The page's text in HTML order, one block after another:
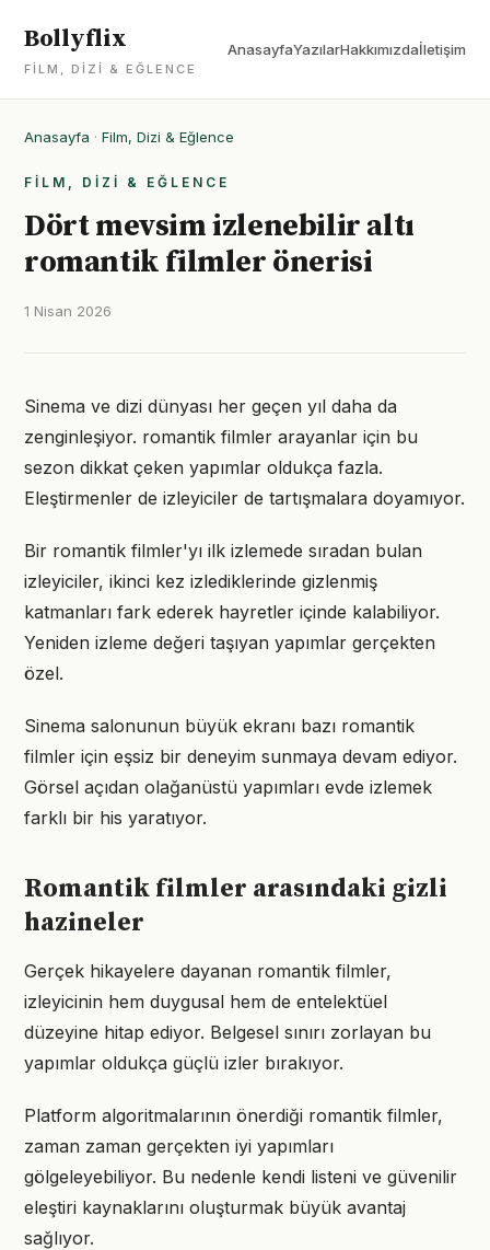
Bollyflix
FILM, DIZI & EĞLENCE
AnasayfaYazılarHakkımızdaİletişim
Anasayfa · Film, Dizi & Eğlence
FILM, DIZI & EĞLENCE
Dört mevsim izlenebilir altı
romantik filmler önerisi
1 Nisan 2026
Sinema ve dizi dünyası her geçen yıl daha da
zenginleşiyor. romantik filmler arayanlar için bu
sezon dikkat çeken yapımlar oldukça fazla.
Eleştirmenler de izleyiciler de tartışmalara doyamıyor.
Bir romantik filmler'yı ilk izlemede sıradan bulan
izleyiciler, ikinci kez izlediklerinde gizlenmiş
katmanları fark ederek hayretler içinde kalabiliyor.
Yeniden izleme değeri taşıyan yapımlar gerçekten
özel.
Sinema salonunun büyük ekranı bazı romantik
filmler için eşsiz bir deneyim sunmaya devam ediyor.
Görsel açıdan olağanüstü yapımları evde izlemek
farklı bir his yaratıyor.
Romantik filmler arasındaki gizli
hazineler
Gerçek hikayelere dayanan romantik filmler,
izleyicinin hem duygusal hem de entelektüel
düzeyine hitap ediyor. Belgesel sınırı zorlayan bu
yapımlar oldukça güçlü izler bırakıyor.
Platform algoritmalarının önerdiği romantik filmler,
zaman zaman gerçekten iyi yapımları
gölgeleyebiliyor. Bu nedenle kendi listeni ve güvenilir
eleştiri kaynaklarını oluşturmak büyük avantaj
sağlıyor.